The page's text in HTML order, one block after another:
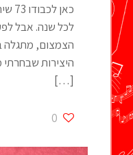
לכל שנה. אבל
הצמצום, מתגלה
היצירות שבחרתי
[…]
0